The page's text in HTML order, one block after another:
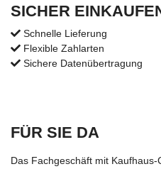
SICHER
Schnelle Lieferung
Flexible Zahlarten
Sichere Datenübertragung
FÜR SIE DA
Das Fachgeschäft mit